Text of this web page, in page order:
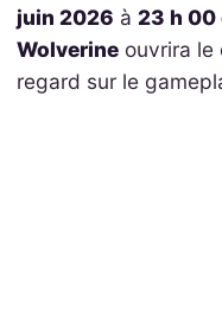
juin 2026 à 23 h 00
Wolverineouvrira le
regard sur le